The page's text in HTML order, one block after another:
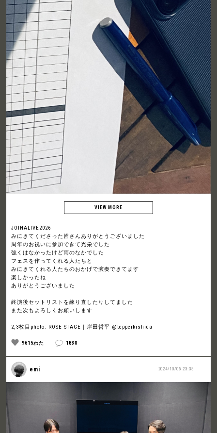
JOINALIVE2026
みにきてくださった皆さんありがとうございました
周年のお祝いに参加できて光栄でした
強くはなかったけど雨のなかでした
フェスを作ってくれる人たちと
みにきてくれる人たちのおかげで演奏できてます
楽しかったね
ありがとうございました
終演後セットリストを練り直したりしてました
また次もよろしくお願いします
2,3枚目photo: ROSE STAGE｜岸田哲平 @teppeikishida
9615わた 1830
2024/10/05 23:35
emi